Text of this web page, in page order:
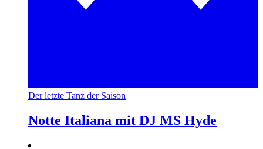
Der letzte Tanz der Saison
Notte Italiana mit DJ MS Hyde